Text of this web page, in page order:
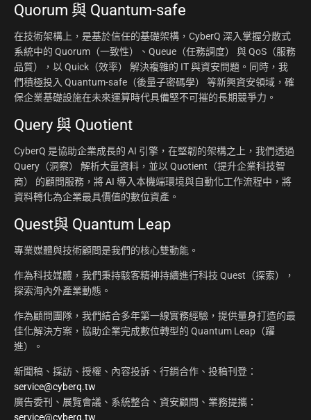
Quorum 與 Quantum-safe
在技術架構上，是基於信任的基礎架構，CyberQ 深入掌握分散式
系統中的 Quorum（一致性）、Queue（任務調度） 與 QoS（服務
品質），以 Quick（效率） 解決複雜的 IT 與資安問題。同時，我
們積極投入 Quantum-safe（後量子密碼學） 等新興資安領域，確
保企業基礎設施在未來運算時代具備堅不可摧的長期競爭力。
Query 與 Quotient
CyberQ 是協助企業成長的 AI 引擎，在堅韌的架構之上，我們透過
Query（洞察） 解析大量資料，並以 Quotient（提升企業科技智
商） 的顧問服務，將 AI 導入本機端環境與自動化工作流程中，將
資料轉化為企業最具價值的數位資產。
Quest與 Quantum Leap
專業媒體與技術顧問是我們的核心雙動能。
作為科技媒體，我們秉持駭客精神持續進行科技 Quest（探索），
探索海內外產業動態。
作為顧問團隊，我們結合多年第一線實務經驗，提供量身打造的最
佳化解決方案，協助企業完成數位轉型的 Quantum Leap（躍
進）。
新聞稿、採訪、授權、內容投訴、行銷合作、投稿刊登：
service@cyberq.tw
廣告委刊、展覽會議、系統整合、資安顧問、業務提攜：
service@cyberq.tw